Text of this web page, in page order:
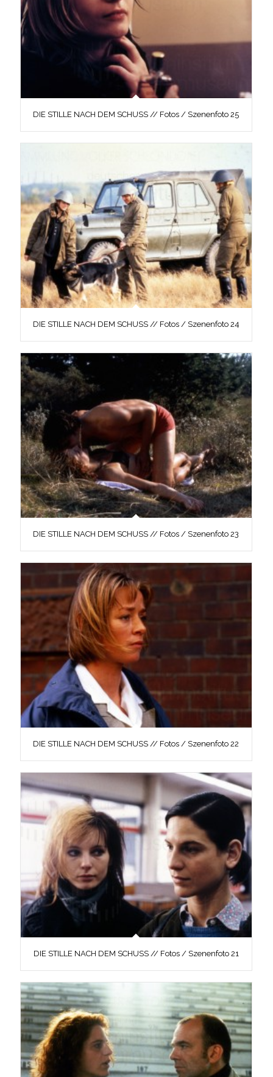
DIE STILLE NACH DEM SCHUSS // Fotos / Szenenfoto 25
DIE STILLE NACH DEM SCHUSS // Fotos / Szenenfoto 24
DIE STILLE NACH DEM SCHUSS // Fotos / Szenenfoto 23
DIE STILLE NACH DEM SCHUSS // Fotos / Szenenfoto 22
DIE STILLE NACH DEM SCHUSS // Fotos / Szenenfoto 21